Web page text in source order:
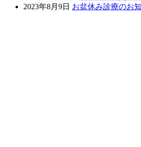
2023年8月9日 お盆休み診療のお